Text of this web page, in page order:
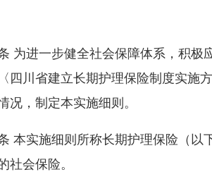
进一步健全社会保障体系，积极
四川省建立长期护理保险制度实施
况，制定本实施细则。
实施细则所称长期护理保险（以下
社会保险。